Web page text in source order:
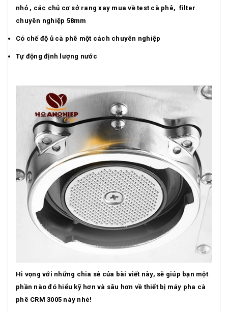
nhỏ , các chủ cơ sở rang xay mua về test cà phê, filter
chuyên nghiệp 58mm
Có chế độ ủ cà phê một cách chuyên nghiệp
Tự động định lượng nước
Hi vọng với những chia sẻ của bài viết này, sẽ giúp bạn một
phần nào đó hiểu kỹ hơn và sâu hơn về thiết bị máy pha cà
phê CRM 3005 này nhé!